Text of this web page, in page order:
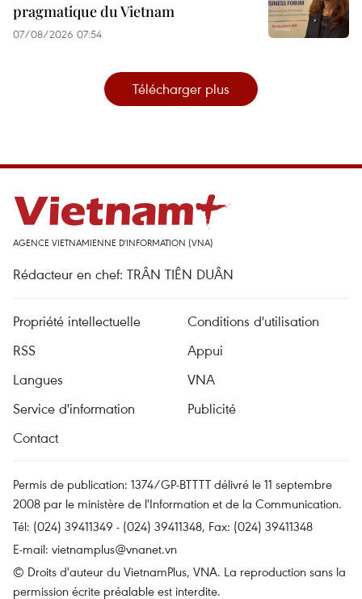
pragmatique du Vietnam
07/08/2026 07:54
Télécharger plus
AGENCE VIETNAMIENNE D'INFORMATION (VNA)
Rédacteur en chef: TRÂN TIÊN DUÂN
Propriété intellectuelle
Conditions d'utilisation
RSS
Appui
Langues
VNA
Service d'information
Publicité
Contact
Permis de publication: 1374/GP-BTTTT délivré le 11 septembre
2008 par le ministère de l'Information et de la Communication.
Tél: (024) 39411349 - (024) 39411348, Fax: (024) 39411348
E-mail: vietnamplus@vnanet.vn
© Droits d'auteur du VietnamPlus, VNA. La reproduction sans la
permission écrite préalable est interdite.